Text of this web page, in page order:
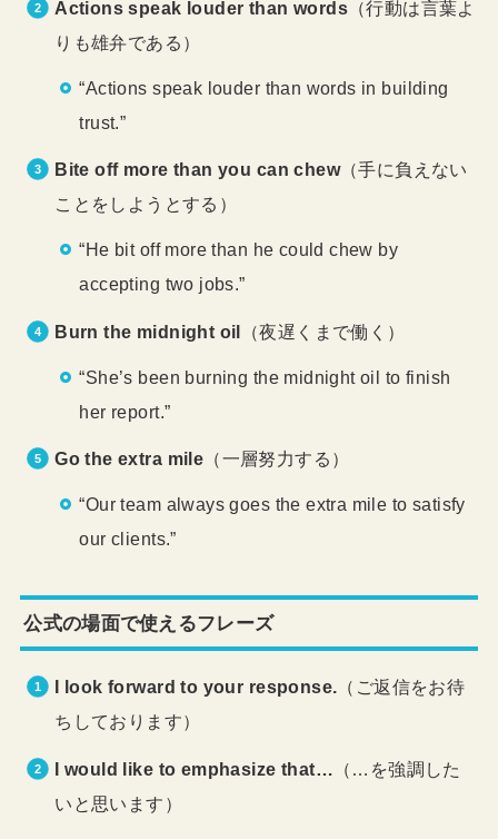
Actions speak louder than words（行動は言葉よ
りも雄弁である）
“Actions speak louder than words in building
trust.”
Bite off more than you can chew（手に負えない
ことをしようとする）
“He bit off more than he could chew by
accepting two jobs.”
Burn the midnight oil （夜遅くまで働く）
“She’s been burning the midnight oil to finish
her report.”
Go the extra mile （一層努力する）
“Our team always goes the extra mile to satisfy
our clients.”
公式の場面で使えるフレーズ
I look forward to your response. （ご返信をお待
ちしております）
I would like to emphasize that… （…を強調した
いと思います）